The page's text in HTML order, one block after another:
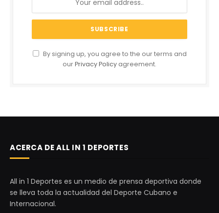
By signing up, you agree to the our terms and
ourPrivacy Policy agreement.
ACERCA DE ALL IN 1 DEPORTES
All in 1 Deportes es un medio de prensa deportiva donde
se lleva toda la actualidad del Deporte Cubano e
Internacional.